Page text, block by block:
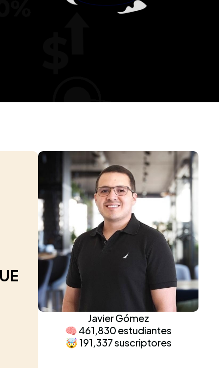
Javier Gómez
🧠 461,830 estudiantes
🤯 191,337 suscriptores